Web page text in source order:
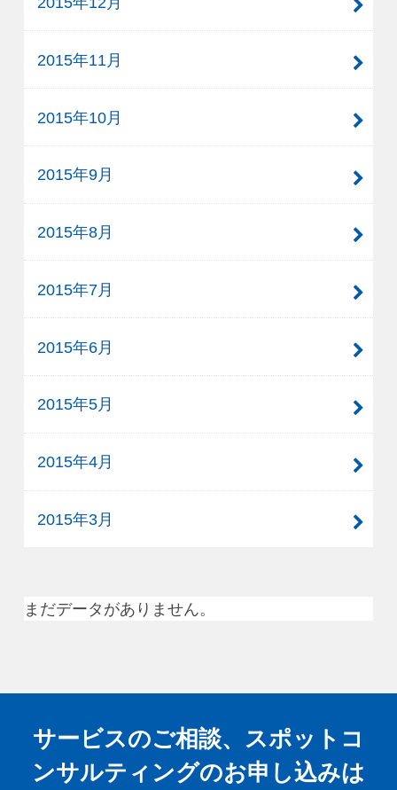
2015年11月
2015年10月
2015年9月
2015年8月
2015年7月
2015年6月
2015年5月
2015年4月
2015年3月
まだデータがありません。
サービスのご相談、スポットコ
ンサルティングのお申し込みは